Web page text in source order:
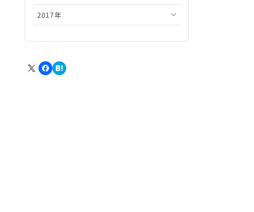
2025年5月
2025年2月
2024年6月
2024年3月
2023年7月
2023年4月
2022年8月
2022年5月
2021年9月
2021年6月
2020年10月
2020年7月
2019年11月
2019年8月
2018年12月
2018年9月
2017年
2017年10月